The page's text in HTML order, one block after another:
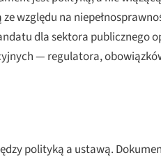
względu na
dla sektora publicznego
— regulatora,
polityką a ustawą.